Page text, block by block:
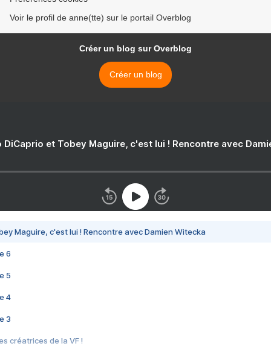
Voir le profil de anne(tte) sur le portail Overblog
Créer un blog sur Overblog
Créer un blog
DiCaprio et Tobey Maguire, c'est lui ! Rencontre avec
Maguire, c'est lui ! Rencontre avec Damien Witecka
6
5
4
3
créatrices de la VF !